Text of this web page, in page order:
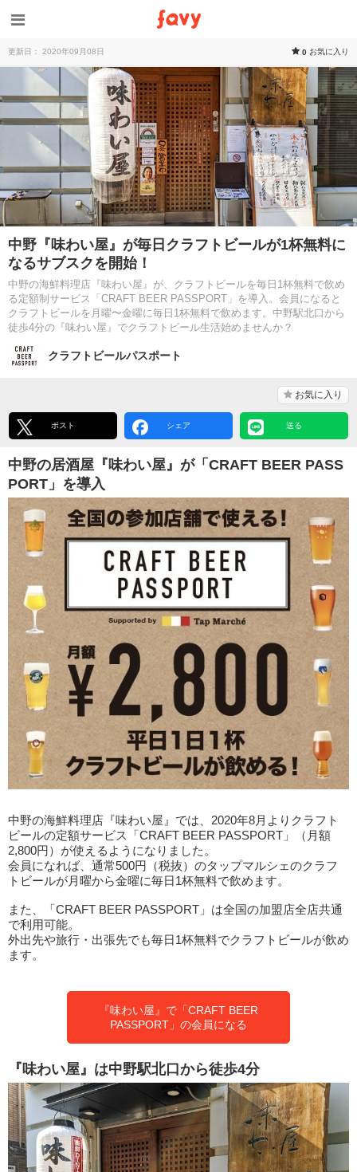
更新日： 2020年09月08日 0 お気に入り
中野『味わい屋』が毎日クラフトビールが1杯無料に
なるサブスクを開始！
中野の海鮮料理店『味わい屋』が、クラフトビールを毎日1杯無料で飲め
る定額制サービス「CRAFT BEER PASSPORT」を導入。会員になると
クラフトビールを月曜〜金曜に毎日1杯無料で飲めます。中野駅北口から
徒歩4分の『味わい屋』でクラフトビール生活始めませんか？
クラフトビールパスポート
お気に入り
ポスト シェア 送る
中野の居酒屋『味わい屋』が「CRAFT BEER PASS
PORT」を導入
中野の海鮮料理店『味わい屋』では、2020年8月よりクラフト
ビールの定額サービス「CRAFT BEER PASSPORT」（月額
2,800円）が使えるようになりました。
会員になれば、通常500円（税抜）のタップマルシェのクラフ
トビールが月曜から金曜に毎日1杯無料で飲めます。
また、「CRAFT BEER PASSPORT」は全国の加盟店全店共通
で利用可能。
外出先や旅行・出張先でも毎日1杯無料でクラフトビールが飲め
ます。
『味わい屋』で「CRAFT BEER
PASSPORT」の会員になる
『味わい屋』は中野駅北口から徒歩4分